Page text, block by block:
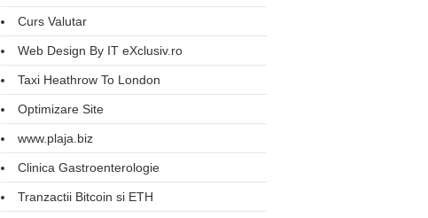
Curs Valutar
Web Design By IT eXclusiv.ro
Taxi Heathrow To London
Optimizare Site
www.plaja.biz
Clinica Gastroenterologie
Tranzactii Bitcoin si ETH